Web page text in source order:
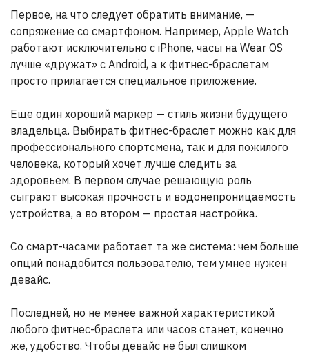
Первое, на что следует обратить внимание, —
сопряжение со смартфоном. Например, Apple Watch
работают исключительно с iPhone, часы на Wear OS
лучше «дружат» с Android, а к фитнес-браслетам
просто прилагается специальное приложение.
Еще один хороший маркер — стиль жизни будущего
владельца. Выбирать фитнес-браслет можно как для
профессионального спортсмена, так и для пожилого
человека, который хочет лучше следить за
здоровьем. В первом случае решающую роль
сыграют высокая прочность и водонепроницаемость
устройства, а во втором — простая настройка.
Со смарт-часами работает та же система: чем больше
опций понадобится пользователю, тем умнее нужен
девайс.
Последней, но не менее важной характеристикой
любого фитнес-браслета или часов станет, конечно
же, удобство. Чтобы девайс не был слишком